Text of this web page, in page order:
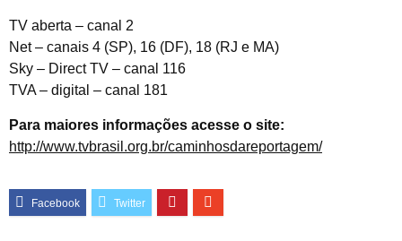
TV aberta – canal 2
Net – canais 4 (SP), 16 (DF), 18 (RJ e MA)
Sky – Direct TV – canal 116
TVA – digital – canal 181
Para maiores informações acesse o site:
http://www.tvbrasil.org.br/caminhosdareportagem/